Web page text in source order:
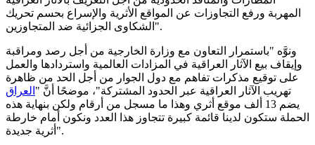
المهربة ورفع التجاوزات عن المواقع الأثرية والإسراع بحسم تحريك
الشكاوى الجزائية ضد المتجاوزين".
ونوَّه "باستمرار التعاون مع وزارة الخارجية من أجل رصد ومراقبة
وإيقاف بيع الآثار العراقية في المزادات العالمية واستردادها والعمل
على توقيع مذكرات تفاهم مع دول الجوار من أجل الحد من ظاهرة
تهريب الآثار العراقية عبر الحدود المشتركة"، موضحًا أنَّ " العراق
يضم 13 ألف موقع أثري وهذا ما مسجل من أرقام ولكن بنهاية هذه
الحملة ستكون لدينا قائمة كبيرة تتجاوز هذا العدد ونكون أمام خارطة
أثرية جديدة".